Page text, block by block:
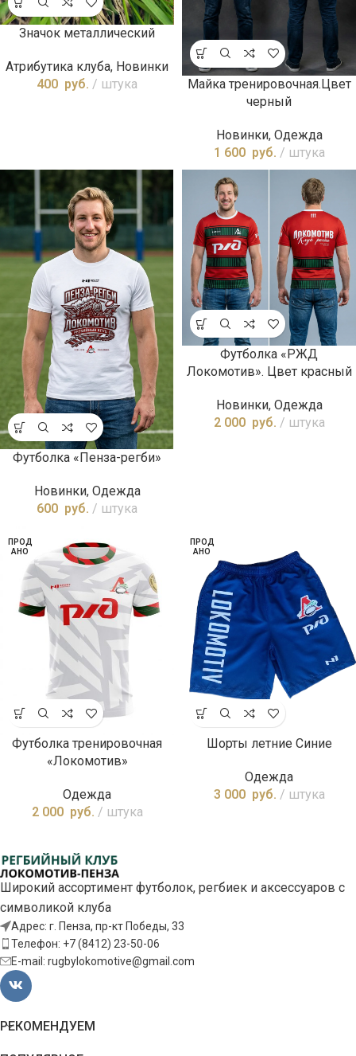
Значок металлический
Атрибутика клуба, Новинки
400 руб. штука
Майка тренировочная.Цвет
черный
Новинки, Одежда
1 600 руб. штука
Футболка «Пенза-регби»
Новинки, Одежда
600 руб. штука
Футболка «РЖД
Локомотив». Цвет красный
Новинки, Одежда
2 000 руб. штука
ПРОД
АНО
Футболка тренировочная
«Локомотив»
Одежда
2 000 руб. штука
ПРОД
АНО
Шорты летние Синие
Одежда
3 000 руб. штука
Широкий ассортимент футболок, регбиек и аксессуаров с
символикой клуба
Адрес: г. Пенза, пр-кт Победы, 33
Телефон: +7 (8412) 23-50-06
E-mail: rugbylokomotive@gmail.com
РЕКОМЕНДУЕМ